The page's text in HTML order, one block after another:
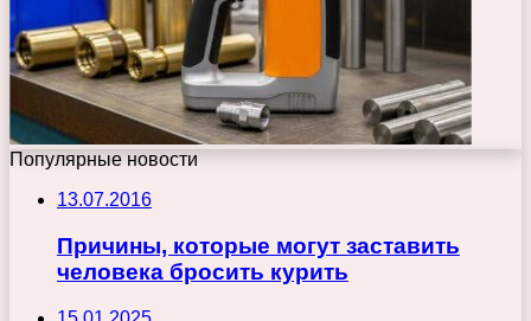
Популярные новости
13.07.2016
Причины, которые могут заставить
человека бросить курить